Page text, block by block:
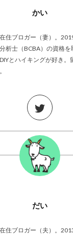
かい
住ブロガー（妻）。
析士（BCBA）の資格
とハイキングが好き。
だい
住ブロガー（夫）。